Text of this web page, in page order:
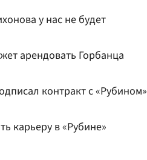
у нас не будет
арендовать Горбанца
контракт с «Рубином»
карьеру в «Рубине»